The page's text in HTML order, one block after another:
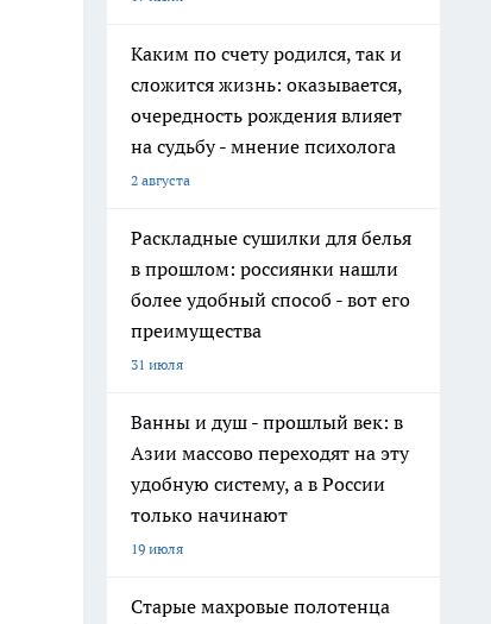
Каким по счету родился, так и
сложится жизнь: оказывается,
очередность рождения влияет
на судьбу - мнение психолога
2 августа
Раскладные сушилки для белья
в прошлом: россиянки нашли
более удобный способ - вот его
преимущества
31 июля
Ванны и душ - прошлый век: в
Азии массово переходят на эту
удобную систему, а в России
только начинают
19 июля
Старые махровые полотенца